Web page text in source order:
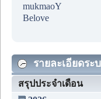
mukmaoY
Belove
รายละเอียดระ
สรุปประจำเดือน